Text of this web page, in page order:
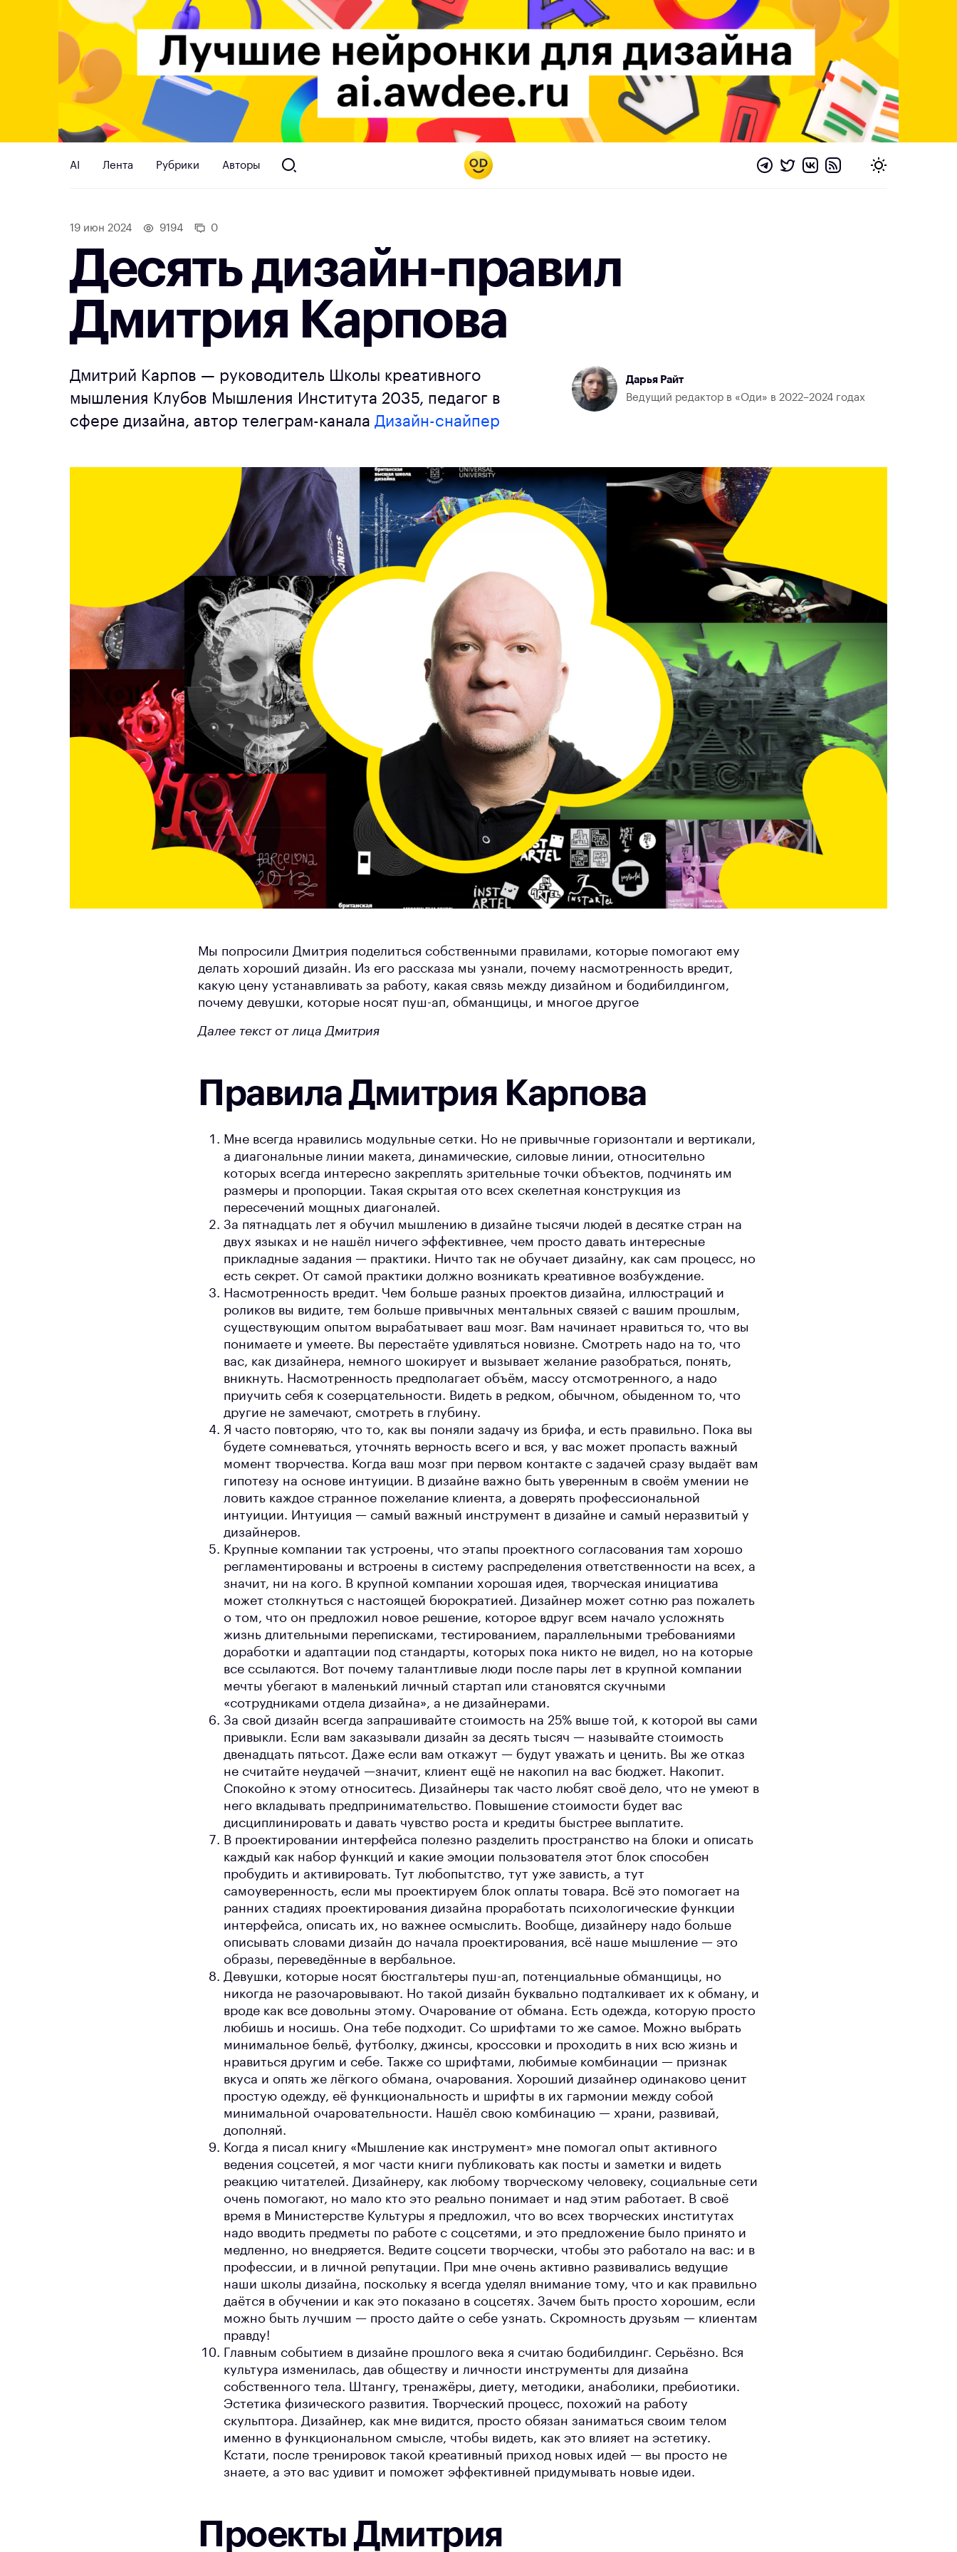
AI Лента Рубрики Авторы
19 июн 2024 9194 0
Десять дизайн-правил
Дмитрия Карпова
Дмитрий Карпов — руководитель Школы креативного
мышления Клубов Мышления Института 2035, педагог в
сфере дизайна, автор телеграм-канала Дизайн-снайпер
Дарья Райт
Ведущий редактор в «Оди» в 2022–2024 годах
Мы попросили Дмитрия поделиться собственными правилами, которые помогают ему
делать хороший дизайн. Из его рассказа мы узнали, почему насмотренность вредит,
какую цену устанавливать за работу, какая связь между дизайном и бодибилдингом,
почему девушки, которые носят пуш-ап, обманщицы, и многое другое
Далее текст от лица Дмитрия
Правила Дмитрия Карпова
Мне всегда нравились модульные сетки. Но не привычные горизонтали и вертикали,
а диагональные линии макета, динамические, силовые линии, относительно
которых всегда интересно закреплять зрительные точки объектов, подчинять им
размеры и пропорции. Такая скрытая ото всех скелетная конструкция из
пересечений мощных диагоналей.
За пятнадцать лет я обучил мышлению в дизайне тысячи людей в десятке стран на
двух языках и не нашёл ничего эффективнее, чем просто давать интересные
прикладные задания — практики. Ничто так не обучает дизайну, как сам процесс, но
есть секрет. От самой практики должно возникать креативное возбуждение.
Насмотренность вредит. Чем больше разных проектов дизайна, иллюстраций и
роликов вы видите, тем больше привычных ментальных связей с вашим прошлым,
существующим опытом вырабатывает ваш мозг. Вам начинает нравиться то, что вы
понимаете и умеете. Вы перестаёте удивляться новизне. Смотреть надо на то, что
вас, как дизайнера, немного шокирует и вызывает желание разобраться, понять,
вникнуть. Насмотренность предполагает объём, массу отсмотренного, а надо
приучить себя к созерцательности. Видеть в редком, обычном, обыденном то, что
другие не замечают, смотреть в глубину.
Я часто повторяю, что то, как вы поняли задачу из брифа, и есть правильно. Пока вы
будете сомневаться, уточнять верность всего и вся, у вас может пропасть важный
момент творчества. Когда ваш мозг при первом контакте с задачей сразу выдаёт вам
гипотезу на основе интуиции. В дизайне важно быть уверенным в своём умении не
ловить каждое странное пожелание клиента, а доверять профессиональной
интуиции. Интуиция — самый важный инструмент в дизайне и самый неразвитый у
дизайнеров.
Крупные компании так устроены, что этапы проектного согласования там хорошо
регламентированы и встроены в систему распределения ответственности на всех, а
значит, ни на кого. В крупной компании хорошая идея, творческая инициатива
может столкнуться с настоящей бюрократией. Дизайнер может сотню раз пожалеть
о том, что он предложил новое решение, которое вдруг всем начало усложнять
жизнь длительными переписками, тестированием, параллельными требованиями
доработки и адаптации под стандарты, которых пока никто не видел, но на которые
все ссылаются. Вот почему талантливые люди после пары лет в крупной компании
мечты убегают в маленький личный стартап или становятся скучными
«сотрудниками отдела дизайна», а не дизайнерами.
За свой дизайн всегда запрашивайте стоимость на 25% выше той, к которой вы сами
привыкли. Если вам заказывали дизайн за десять тысяч — называйте стоимость
двенадцать пятьсот. Даже если вам откажут — будут уважать и ценить. Вы же отказ
не считайте неудачей —значит, клиент ещё не накопил на вас бюджет. Накопит.
Спокойно к этому относитесь. Дизайнеры так часто любят своё дело, что не умеют в
него вкладывать предпринимательство. Повышение стоимости будет вас
дисциплинировать и давать чувство роста и кредиты быстрее выплатите.
В проектировании интерфейса полезно разделить пространство на блоки и описать
каждый как набор функций и какие эмоции пользователя этот блок способен
пробудить и активировать. Тут любопытство, тут уже зависть, а тут
самоуверенность, если мы проектируем блок оплаты товара. Всё это помогает на
ранних стадиях проектирования дизайна проработать психологические функции
интерфейса, описать их, но важнее осмыслить. Вообще, дизайнеру надо больше
описывать словами дизайн до начала проектирования, всё наше мышление — это
образы, переведённые в вербальное.
Девушки, которые носят бюстгальтеры пуш-ап, потенциальные обманщицы, но
никогда не разочаровывают. Но такой дизайн буквально подталкивает их к обману, и
вроде как все довольны этому. Очарование от обмана. Есть одежда, которую просто
любишь и носишь. Она тебе подходит. Со шрифтами то же самое. Можно выбрать
минимальное бельё, футболку, джинсы, кроссовки и проходить в них всю жизнь и
нравиться другим и себе. Также со шрифтами, любимые комбинации — признак
вкуса и опять же лёгкого обмана, очарования. Хороший дизайнер одинаково ценит
простую одежду, её функциональность и шрифты в их гармонии между собой
минимальной очаровательности. Нашёл свою комбинацию — храни, развивай,
дополняй.
Когда я писал книгу «Мышление как инструмент» мне помогал опыт активного
ведения соцсетей, я мог части книги публиковать как посты и заметки и видеть
реакцию читателей. Дизайнеру, как любому творческому человеку, социальные сети
очень помогают, но мало кто это реально понимает и над этим работает. В своё
время в Министерстве Культуры я предложил, что во всех творческих институтах
надо вводить предметы по работе с соцсетями, и это предложение было принято и
медленно, но внедряется. Ведите соцсети творчески, чтобы это работало на вас: и в
профессии, и в личной репутации. При мне очень активно развивались ведущие
наши школы дизайна, поскольку я всегда уделял внимание тому, что и как правильно
даётся в обучении и как это показано в соцсетях. Зачем быть просто хорошим, если
можно быть лучшим — просто дайте о себе узнать. Скромность друзьям — клиентам
правду!
Главным событием в дизайне прошлого века я считаю бодибилдинг. Серьёзно. Вся
культура изменилась, дав обществу и личности инструменты для дизайна
собственного тела. Штангу, тренажёры, диету, методики, анаболики, пребиотики.
Эстетика физического развития. Творческий процесс, похожий на работу
скульптора. Дизайнер, как мне видится, просто обязан заниматься своим телом
именно в функциональном смысле, чтобы видеть, как это влияет на эстетику.
Кстати, после тренировок такой креативный приход новых идей — вы просто не
знаете, а это вас удивит и поможет эффективней придумывать новые идеи.
Проекты Дмитрия